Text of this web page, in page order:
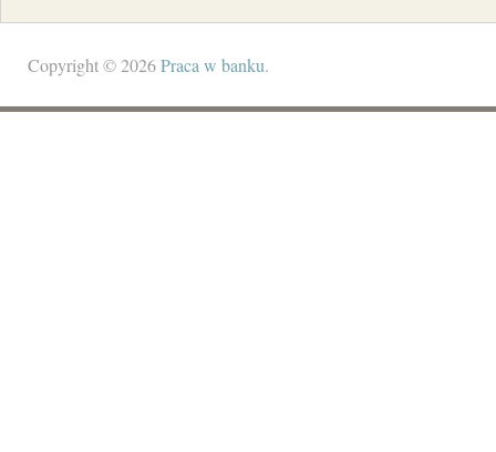
Copyright © 2026Praca w banku.